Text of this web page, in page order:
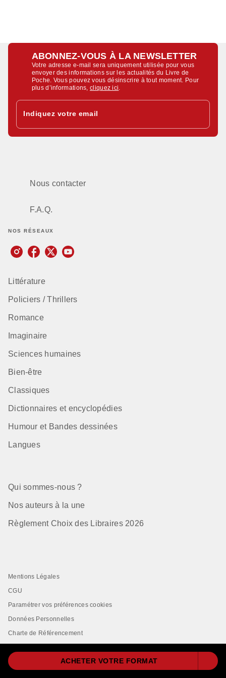
ACHETER VOTRE FORMAT
ABONNEZ-VOUS À LA NEWSLETTER
Votre adresse e-mail sera uniquement utilisée pour vous
envoyer des informations sur les actualités du Livre de
Poche. Vous pouvez vous désinscrire à tout moment. Pour
plus d’informations,cliquez ici
Indiquez votre email
Nous contacter
F.A.Q.
NOS RÉSEAUX
Littérature
Policiers / Thrillers
Romance
Imaginaire
Sciences humaines
Bien-être
Classiques
Dictionnaires et encyclopédies
Humour et Bandes dessinées
Langues
Qui sommes-nous ?
Nos auteurs à la une
Règlement Choix des Libraires 2026
Mentions Légales
CGU
Paramétrer vos préférences cookies
Données Personnelles
Charte de Référencement